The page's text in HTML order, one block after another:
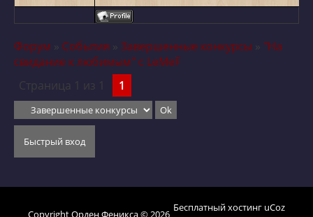
Форум События Завершенные конкурсы
"На
свидание к любимым" c LeMeF
Страница
из 1
Copyright Орден Феникса © 2026
Бесплатный хостинг uCoz